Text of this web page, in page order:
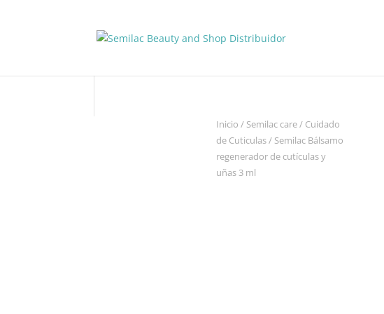
Inicio / Semilac care/ Cuidado
de Cuticulas/ Semilac Bálsamo
regenerador de cutículas y
uñas 3 ml